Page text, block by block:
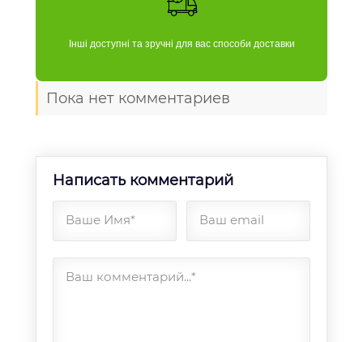
Інші доступні та зручні для вас способи доставки
Пока нет комментариев
Написать комментарий
Ваше Имя* Ваш email
Ваш комментарий...*